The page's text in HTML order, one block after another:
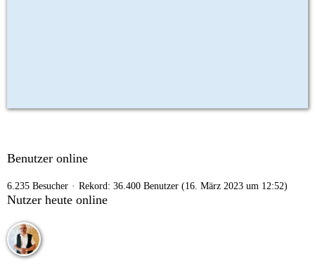
Benutzer online
6.235 Besucher Rekord: 36.400 Benutzer (16. März 2023 um 12:52)
Nutzer heute online